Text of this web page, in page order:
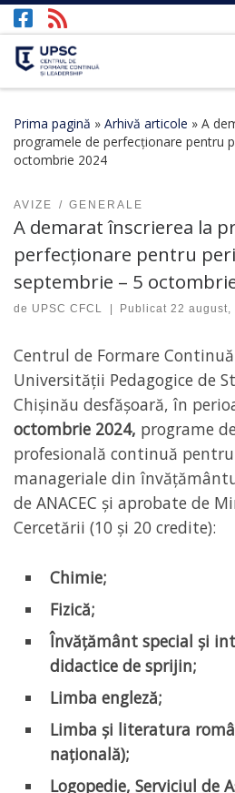
Afișează întregul conținut
Prima pagină » Arhivă articole » A
programele de perfecționare pentru
octombrie 2024
AVIZE GENERALE
A demarat înscrierea la
perfecționare pentru
septembrie – 5
de UPSC CFCL Publicat22 august,
Centrul de Formare
Universității Pedagogice de
Chișinău desfășoară, în
octombrie 2024, programe
profesională continuă
manageriale din
de ANACEC și aprobate de
Cercetării (10 și 20 credite):
Chimie;
Fizică;
Învățământ special și
didactice de sprijin;
Limba engleză;
Limba și literatura
națională);
Logopedie, Serviciul de